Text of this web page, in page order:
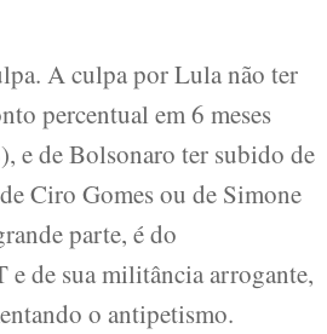
A culpa por Lula não ter
percentual em 6 meses
e de Bolsonaro ter subido de
Ciro Gomes ou de Simone
parte, é do
e de sua militância arrogante,
o antipetismo.